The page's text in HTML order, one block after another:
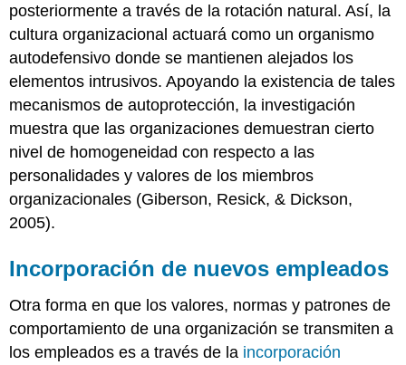
posteriormente a través de la rotación natural. Así, la
cultura organizacional actuará como un organismo
autodefensivo donde se mantienen alejados los
elementos intrusivos. Apoyando la existencia de tales
mecanismos de autoprotección, la investigación
muestra que las organizaciones demuestran cierto
nivel de homogeneidad con respecto a las
personalidades y valores de los miembros
organizacionales (Giberson, Resick, & Dickson,
2005).
Incorporación de nuevos empleados
Otra forma en que los valores, normas y patrones de
comportamiento de una organización se transmiten a
los empleados es a través de la incorporación